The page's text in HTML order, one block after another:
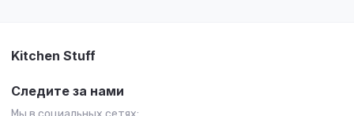
Kitchen Stuff
Следите за нами